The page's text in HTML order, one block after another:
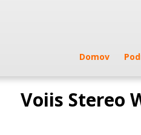
Domov
Voiis Stereo